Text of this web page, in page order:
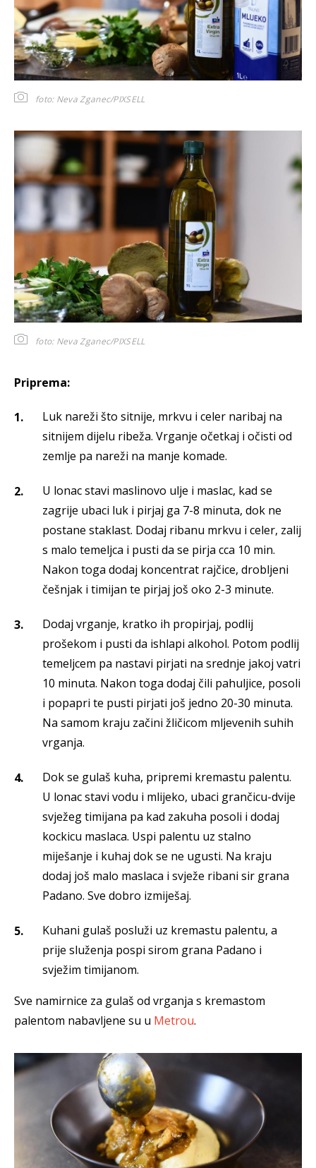
foto: Neva Zganec/PIXSELL
foto: Neva Zganec/PIXSELL
Priprema:
Luk nareži što sitnije, mrkvu i celer naribaj na
sitnijem dijelu ribeža. Vrganje očetkaj i očisti od
zemlje pa nareži na manje komade.
U lonac stavi maslinovo ulje i maslac, kad se
zagrije ubaci luk i pirjaj ga 7-8 minuta, dok ne
postane staklast. Dodaj ribanu mrkvu i celer, zalij
s malo temeljca i pusti da se pirja cca 10 min.
Nakon toga dodaj koncentrat rajčice, drobljeni
češnjak i timijan te pirjaj još oko 2-3 minute.
Dodaj vrganje, kratko ih propirjaj, podlij
prošekom i pusti da ishlapi alkohol. Potom podlij
temeljcem pa nastavi pirjati na srednje jakoj vatri
10 minuta. Nakon toga dodaj čili pahuljice, posoli
i popapri te pusti pirjati još jedno 20-30 minuta.
Na samom kraju začini žličicom mljevenih suhih
vrganja.
Dok se gulaš kuha, pripremi kremastu palentu.
U lonac stavi vodu i mlijeko, ubaci grančicu-dvije
svježeg timijana pa kad zakuha posoli i dodaj
kockicu maslaca. Uspi palentu uz stalno
miješanje i kuhaj dok se ne ugusti. Na kraju
dodaj još malo maslaca i svježe ribani sir grana
Padano. Sve dobro izmiješaj.
Kuhani gulaš posluži uz kremastu palentu, a
prije služenja pospi sirom grana Padano i
svježim timijanom.
Sve namirnice za gulaš od vrganja s kremastom
palentom nabavljene su u Metrou.